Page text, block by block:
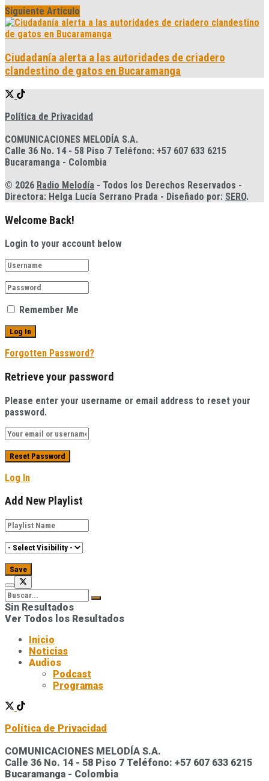
Siguiente Artículo
Ciudadanía alerta a las autoridades de criadero
clandestino de gatos en Bucaramanga
Política de Privacidad
COMUNICACIONES MELODÍA S.A.
Calle 36 No. 14 - 58 Piso 7 Teléfono: +57 607 633 6215
Bucaramanga - Colombia
© 2026 Radio Melodía - Todos los Derechos Reservados -
Directora: Helga Lucía Serrano Prada - Diseñado por: SERO.
Welcome Back!
Login to your account below
Remember Me
Forgotten Password?
Retrieve your password
Please enter your username or email address to reset your
password.
Log In
Add New Playlist
Sin Resultados
Ver Todos los Resultados
Inicio
Noticias
Audios
Podcast
Programas
Política de Privacidad
COMUNICACIONES MELODÍA S.A.
Calle 36 No. 14 - 58 Piso 7 Teléfono: +57 607 633 6215
Bucaramanga - Colombia